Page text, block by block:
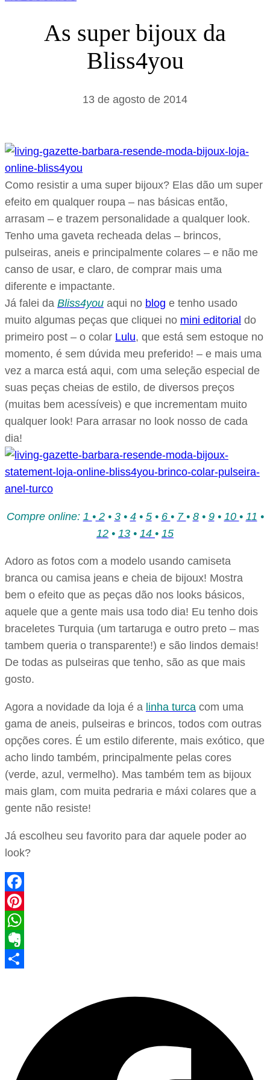
As super bijoux da
Bliss4you
13 de agosto de 2014
Como resistir a uma super bijoux? Elas dão um super
efeito em qualquer roupa – nas básicas então,
arrasam – e trazem personalidade a qualquer look.
Tenho uma gaveta recheada delas – brincos,
pulseiras, aneis e principalmente colares – e não me
canso de usar, e claro, de comprar mais uma
diferente e impactante.
Já falei da Bliss4you aqui no blog e tenho usado
muito algumas peças que cliquei no mini editorial do
primeiro post – o colar Lulu, que está sem estoque no
momento, é sem dúvida meu preferido! – e mais uma
vez a marca está aqui, com uma seleção especial de
suas peças cheias de estilo, de diversos preços
(muitas bem acessíveis) e que incrementam muito
qualquer look! Para arrasar no look nosso de cada
dia!
Compre online: 1 •2• 3• 4• 5• 6 • 7 • 8• 9• 10 • 11 •
12 • 13 • 14 • 15
Adoro as fotos com a modelo usando camiseta
branca ou camisa jeans e cheia de bijoux! Mostra
bem o efeito que as peças dão nos looks básicos,
aquele que a gente mais usa todo dia! Eu tenho dois
braceletes Turquia (um tartaruga e outro preto – mas
tambem queria o transparente!) e são lindos demais!
De todas as pulseiras que tenho, são as que mais
gosto.
Agora a novidade da loja é a linha turca com uma
gama de aneis, pulseiras e brincos, todos com outras
opções cores. É um estilo diferente, mais exótico, que
acho lindo também, principalmente pelas cores
(verde, azul, vermelho). Mas também tem as bijoux
mais glam, com muita pedraria e máxi colares que a
gente não resiste!
Já escolheu seu favorito para dar aquele poder ao
look?
Facebook
Pinterest
WhatsApp
Evernote